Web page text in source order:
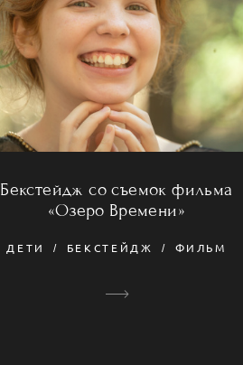
Бекстейдж со съемок фильма
«Озеро Времени»
ДЕТИ БЕКСТЕЙДЖ ФИЛЬМ